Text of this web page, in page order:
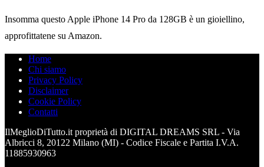
Insomma questo Apple iPhone 14 Pro da 128GB è un gioiellino,
approfittatene su Amazon.
Home
Chi siamo
Privacy Policy
Disclaimer
Cookie Policy
Contatti
IlMeglioDiTutto.it proprietà di DIGITAL DREAMS SRL - Via
Albricci 8, 20122 Milano (MI) - Codice Fiscale e Partita I.V.A.
11885930963